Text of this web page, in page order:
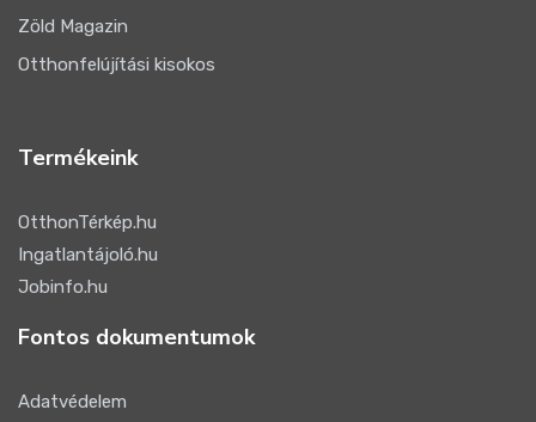
Zöld Magazin
Otthonfelújítási kisokos
Termékeink
OtthonTérkép.hu
Ingatlantájoló.hu
Jobinfo.hu
Fontos dokumentumok
Adatvédelem